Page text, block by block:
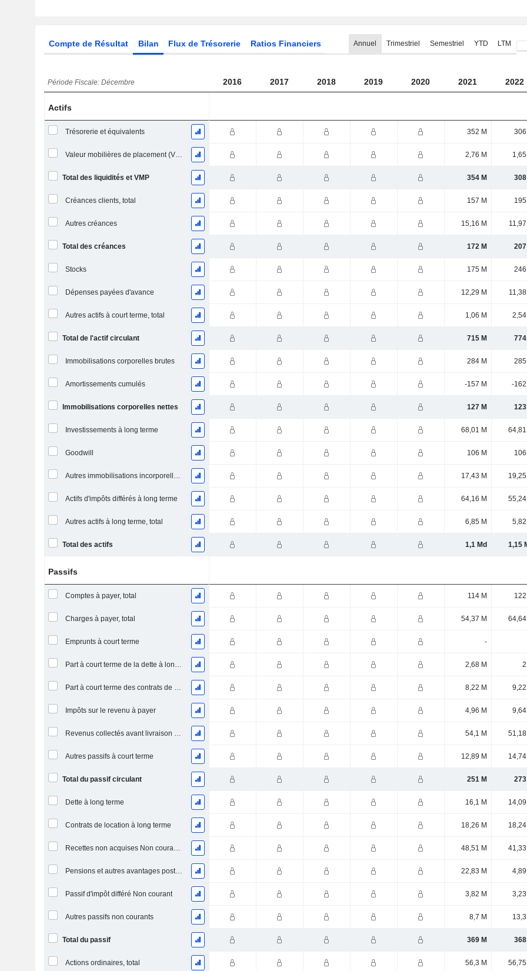
Compte de Résultat Bilan Flux de Trésorerie Ratios Financiers Annuel Trimestriel Semestriel YTD LTM
Période Fiscale: Décembre 2016 2017 2018 2019 2020 2021 2022
Actifs
Trésorerie et équivalents 352 M 306
Valeur mobilières de placement (VMP) à court terme 2,76 M 1,65
Total des liquidités et VMP 354 M 308
Créances clients, total 157 M 195
Autres créances 15,16 M 11,97
Total des créances 172 M 207
Stocks 175 M 246
Dépenses payées d'avance 12,29 M 11,38
Autres actifs à court terme, total 1,06 M 2,54
Total de l'actif circulant 715 M 774
Immobilisations corporelles brutes 284 M 285
Amortissements cumulés -157 M -162
Immobilisations corporelles nettes 127 M 123
Investissements à long terme 68,01 M 64,81
Goodwill 106 M 106
Autres immobilisations incorporelles, total 17,43 M 19,25
Actifs d'impôts différés à long terme 64,16 M 55,24
Autres actifs à long terme, total 6,85 M 5,82
Total des actifs 1,1 Md 1,15
Passifs
Comptes à payer, total 114 M 122
Charges à payer, total 54,37 M 64,64
Emprunts à court terme -
Part à court terme de la dette à long terme 2,68 M 2
Part à court terme des contrats de location 8,22 M 9,22
Impôts sur le revenu à payer 4,96 M 9,64
Revenus collectés avant livraison du produit/service 54,1 M 51,18
Autres passifs à court terme 12,89 M 14,74
Total du passif circulant 251 M 273
Dette à long terme 16,1 M 14,09
Contrats de location à long terme 18,26 M 18,24
Recettes non acquises Non courantes 48,51 M 41,33
Pensions et autres avantages postérieurs à l'emploi 22,83 M 4,89
Passif d'impôt différé Non courant 3,82 M 3,23
Autres passifs non courants 8,7 M 13,3
Total du passif 369 M 368
Actions ordinaires, total 56,3 M 56,75